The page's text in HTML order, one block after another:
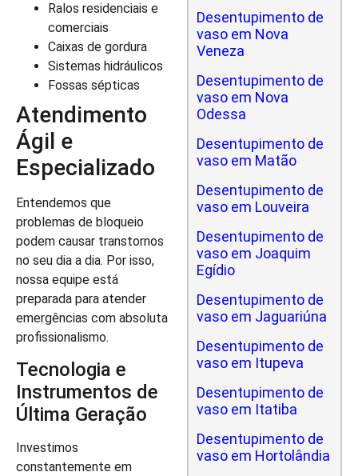
Ralos residenciais e
comerciais
Caixas de gordura
Sistemas hidráulicos
Fossas sépticas
Atendimento
Ágil e
Especializado
Entendemos que
problemas de bloqueio
podem causar transtornos
no seu dia a dia. Por isso,
nossa equipe está
preparada para atender
emergências com absoluta
profissionalismo.
Tecnologia e
Instrumentos de
Última Geração
Investimos
constantemente em
Desentupimento de
vaso em Nova
Veneza
Desentupimento de
vaso em Nova
Odessa
Desentupimento de
vaso em Matão
Desentupimento de
vaso em Louveira
Desentupimento de
vaso em Joaquim
Egídio
Desentupimento de
vaso em Jaguariúna
Desentupimento de
vaso em Itupeva
Desentupimento de
vaso em Itatiba
Desentupimento de
vaso em Hortolândia